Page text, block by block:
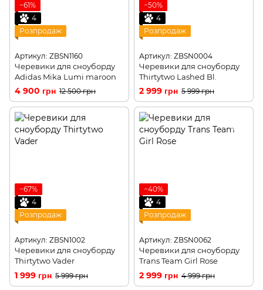
−61%
4
Розпродаж
Артикул: ZBSN1160
Черевики для сноуборду
Adidas Mika Lumi maroon
4 900 грн 12 500 грн
−50%
4
Розпродаж
Артикул: ZBSN0004
Черевики для сноуборду
Thirtytwo Lashed Bl.
2 999 грн 5 999 грн
−67%
4
Розпродаж
Артикул: ZBSN1002
Черевики для сноуборду
Thirtytwo Vader
1 999 грн 5 999 грн
−40%
4
Розпродаж
Артикул: ZBSN0062
Черевики для сноуборду
Trans Team Girl Rose
2 999 грн 4 999 грн